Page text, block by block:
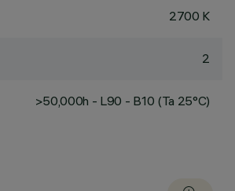
2700 K
2
>50,000h - L90 - B10 (Ta 25°C)